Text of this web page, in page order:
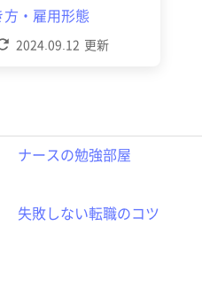
2024.09.12 更新
・雇用形態
ナースの勉強部屋
失敗しない転職のコツ